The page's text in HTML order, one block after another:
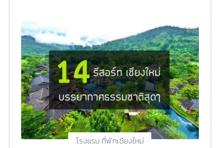
โรงแรม ที่พักเชียงใหม่